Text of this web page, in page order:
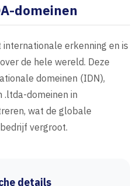
domeinen
erkenning en is
de hele wereld. Deze
domeinen (IDN),
.ltda-domeinen in
wat de globale
vergroot.
details